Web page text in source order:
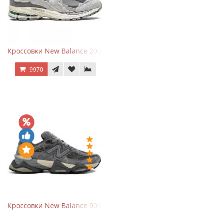
Кроссовки New Balance 2002R Protection Pack Grey
9970
Кроссовки New Balance 9060 x Joe Freshgoods Dark Grey